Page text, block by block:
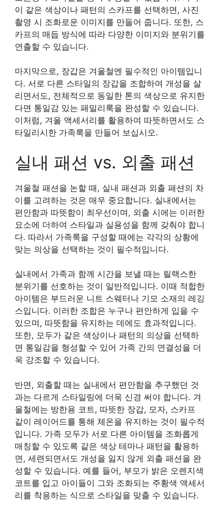
이 같은 색상이나 패턴의 스카프를 선택하면, 사진
촬영 시 조화로운 이미지를 만들어 줍니다. 또한, 스
카프의 매듭 방식에 따라 다양한 이미지와 분위기를
연출할 수 있습니다.
마지막으로, 장갑은 겨울철엔 필수적인 아이템입니
다. 서로 다른 스타일의 장갑을 조합하여 개성을 살
리면서도, 전체적으로 동일한 톤의 색상으로 유지한
다면 통일감 있는 패밀리룩을 완성할 수 있습니다.
이처럼, 겨울 액세서리를 활용하여 따뜻하면서도 스
타일리시한 가족룩을 만들어 보십시오.
실내 패션 vs. 외출 패션
겨울철 패션을 논할 때, 실내 패션과 외출 패션의 차
이를 고려하는 것은 매우 중요합니다. 실내에서는
편안함과 따뜻함이 최우선이며, 외출 시에는 이러한
요소에 더하여 스타일과 실용성을 함께 갖춰야 합니
다. 따라서 가족룩을 구성할 때에는 각각의 상황에
맞는 의상을 선택하는 것이 필수적입니다.
실내에서 가족과 함께 시간을 보낼 때는 릴랙스한
분위기를 선호하는 것이 일반적입니다. 이때 적합한
아이템은 부드러운 니트 스웨터나 기모 소재의 레깅
스입니다. 이러한 조합은 누구나 편안하게 입을 수
있으며, 따뜻함을 유지하는 데에도 효과적입니다.
또한, 모두가 같은 색상이나 패턴의 의상을 선택하
면 통일감을 형성할 수 있어 가족 간의 연결성을 더
욱 강조할 수 있습니다.
반면, 외출할 때는 실내에서 편안함을 추구했던 것
과는 다르게 스타일링에 더욱 신경 써야 합니다. 겨
울철에는 방한용 코트, 따뜻한 장갑, 모자, 스카프
같이 레이어드를 통해 체온을 유지하는 것이 필수적
입니다. 가족 모두가 서로 다른 아이템을 조화롭게
매칭할 수 있도록 같은 색상 테마나 패턴을 활용하
면, 세련되면서도 개성을 잃지 않게 외출 패션을 완
성할 수 있습니다. 예를 들어, 부모가 밝은 오렌지색
코트를 입고 아이들이 그와 조화되는 주황색 액세서
리를 착용하는 식으로 스타일을 맞출 수 있습니다.